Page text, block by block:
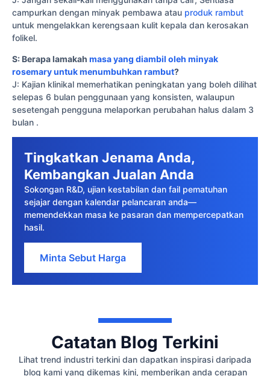
campurkan dengan minyak pembawa atau produk rambut
untuk mengelakkan kerengsaan kulit kepala dan kerosakan
folikel.
S: Berapa lamakah masa yang diambil oleh minyak
rosemary untuk menumbuhkan rambut?
J: Kajian klinikal memerhatikan peningkatan yang boleh dilihat
selepas 6 bulan penggunaan yang konsisten, walaupun
sesetengah pengguna melaporkan perubahan halus dalam 3
bulan .
Tingkatkan Jenama Anda,
Kembangkan Jualan Anda
Sokongan R&D, ujian kestabilan dan fail pematuhan
sejajar dengan kalendar pelancaran anda—
memendekkan masa ke pasaran dan mempercepatkan
hasil.
Minta Sebut Harga
Catatan Blog Terkini
Lihat trend industri terkini dan dapatkan inspirasi daripada
blog kami yang dikemas kini, memberikan anda cerapan